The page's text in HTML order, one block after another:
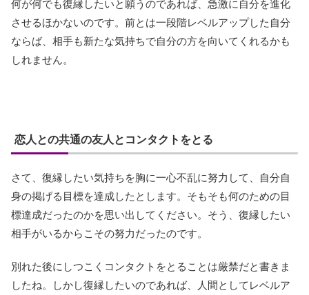
何が何でも復縁したいと願うのであれば、急激に自分を進化
させるほかないのです。前とは一段階レベルアップした自分
ならば、相手も新たな気持ちで自分の方を向いてくれるかも
しれません。
恋人との共通の友人とコンタクトをとる
さて、復縁したい気持ちを胸に一心不乱に努力して、自分自
身の掲げる目標を達成したとします。そもそも何のための目
標達成だったのかを思い出してください。そう、復縁したい
相手がいるからこその努力だったのです。
別れた後にしつこくコンタクトをとることは厳禁だと書きま
したね。しかし復縁したいのであれば、人間としてレベルア